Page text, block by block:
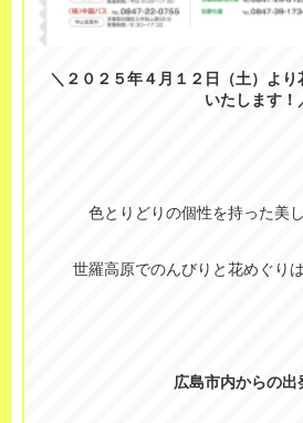
＼２０２５年４月１２日（土）よ
いたします！
色とりどりの個性を持った美
世羅高原でのんびりと花めぐり
広島市内からの出